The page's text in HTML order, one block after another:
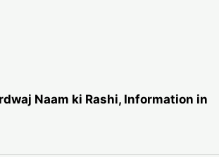
Naam ki Rashi, Information in